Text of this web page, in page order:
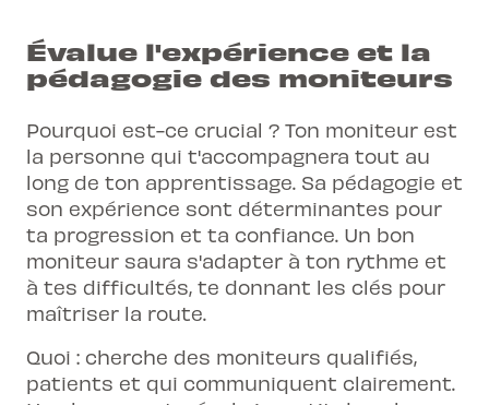
Évalue l'expérience et la
pédagogie des moniteurs
Pourquoi est-ce crucial ? Ton moniteur est
la personne qui t'accompagnera tout au
long de ton apprentissage. Sa pédagogie et
son expérience sont déterminantes pour
ta progression et ta confiance. Un bon
moniteur saura s'adapter à ton rythme et
à tes difficultés, te donnant les clés pour
maîtriser la route.
Quoi : cherche des moniteurs qualifiés,
patients et qui communiquent clairement.